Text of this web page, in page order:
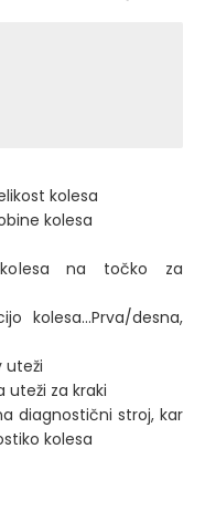
kolesa
kolesa
na točko za
kolesa...Prva/desna,
uteži
uteži za kraki
diagnostični stroj, kar
kolesa